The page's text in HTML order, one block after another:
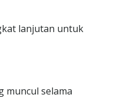
lanjutan untuk
muncul selama